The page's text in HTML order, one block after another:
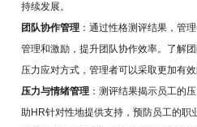
持续发展。
团队协作管理 ：通过性格测评结果，管
管理和激励，提升团队协作效率。了解
压力应对方式，管理者可以采取更加有
压力与情绪管理 ：测评结果揭示员工的
助HR针对性地提供支持，预防员工的职